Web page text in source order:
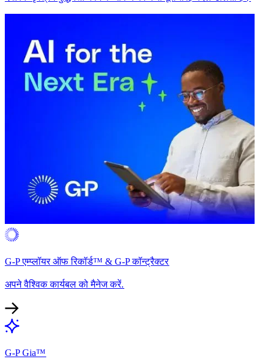
G-P एम्प्लॉयर ऑफ रिकॉर्ड™ & G-P कॉन्ट्रैक्टर​​
अपने वैश्विक कार्यबल को मैनेज करें.​​
G-P Gia™​​